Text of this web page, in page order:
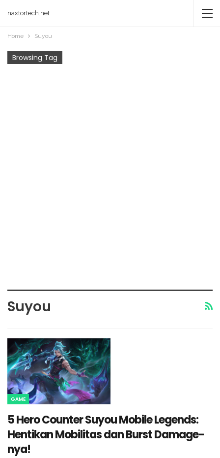
naxtortech.net
Home Suyou
Browsing Tag
Suyou
GAME
5 Hero Counter Suyou Mobile Legends:
Hentikan Mobilitas dan Burst Damage-
nya!